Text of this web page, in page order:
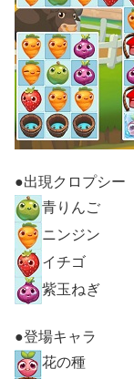
●出現クロプシー
青りんご
ニンジン
イチゴ
紫玉ねぎ
●登場キャラ
花の種